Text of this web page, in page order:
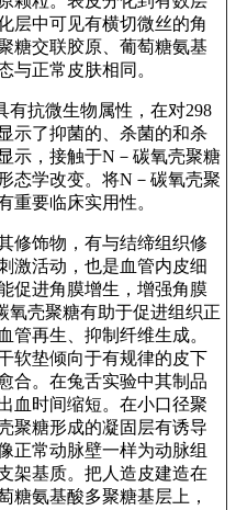
层中可见有横切微丝的角
糖交联胶原、葡萄糖氨基
与正常皮肤相同。
有抗微生物属性，在对298
示了抑菌的、杀菌的和杀
示，接触于N－碳氧壳聚糖
态学改变。将N－碳氧壳聚
重要临床实用性。
修饰物，有与结缔组织修
激活动，也是血管内皮细
促进角膜增生，增强角膜
氧壳聚糖有助于促进组织正
管再生、抑制纤维生成。
软垫倾向于有规律的皮下
合。在兔舌实验中其制品
血时间缩短。在小口径聚
聚糖形成的凝固层有诱导
正常动脉壁一样为动脉组
架基质。把人造皮建造在
糖氨基酸多聚糖基层上，